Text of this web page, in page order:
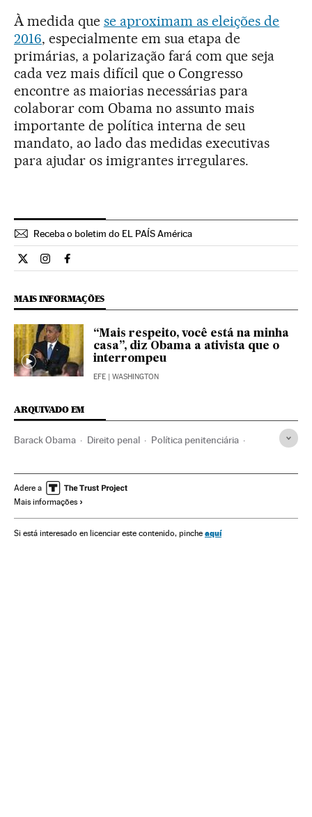
À medida que se aproximam as eleições de
2016, especialmente em sua etapa de
primárias, a polarização fará com que seja
cada vez mais difícil que o Congresso
encontre as maiorias necessárias para
colaborar com Obama no assunto mais
importante de política interna de seu
mandato, ao lado das medidas executivas
para ajudar os imigrantes irregulares.
Receba o boletim do EL PAÍS América
Internacional El País Brasil en Twitter
Internacional El País Brasil en Instagram
Internacional El País Brasil en Facebook
MAIS INFORMAÇÕES
“Mais respeito, você está na minha
casa”, diz Obama a ativista que o
interrompeu
EFE | WASHINGTON
ARQUIVADO EM
Barack Obama Direito penal Política penitenciária
Regime penitenciário América
Adere a
Mais informações
Si está interesado en licenciar este contenido, pinche aquí